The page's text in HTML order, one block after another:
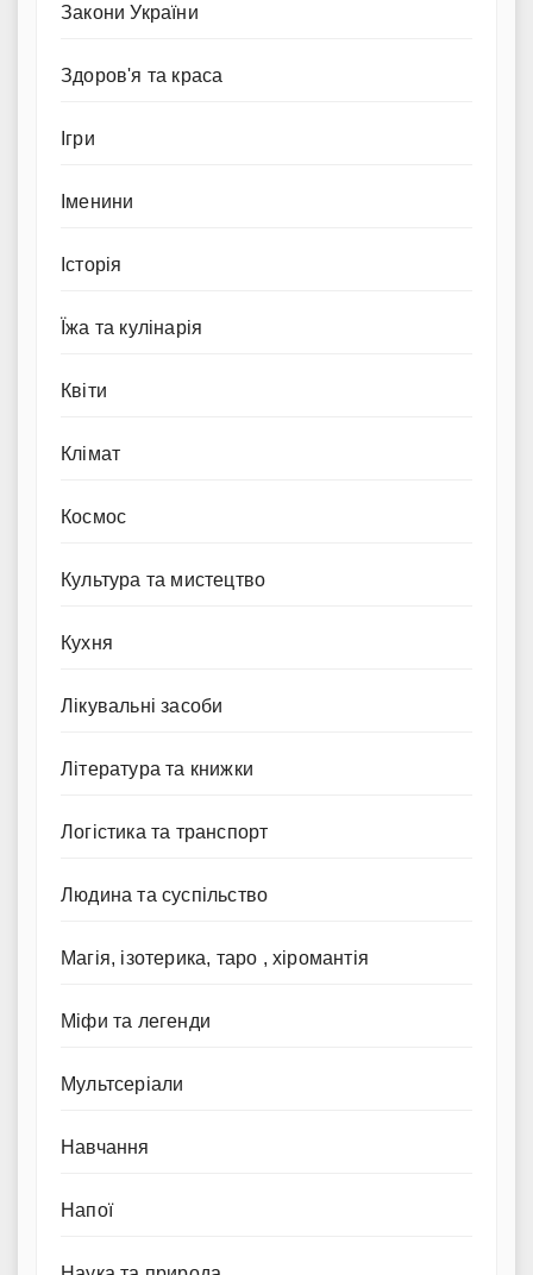
Закони України
Здоров'я та краса
Ігри
Іменини
Історія
Їжа та кулінарія
Квіти
Клімат
Космос
Культура та мистецтво
Кухня
Лікувальні засоби
Література та книжки
Логістика та транспорт
Людина та суспільство
Магія, ізотерика, таро , хіромантія
Міфи та легенди
Мультсеріали
Навчання
Напої